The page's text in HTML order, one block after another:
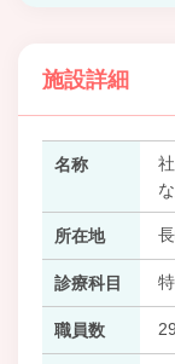
施設詳細
名称
所在地
診療科目
職員数